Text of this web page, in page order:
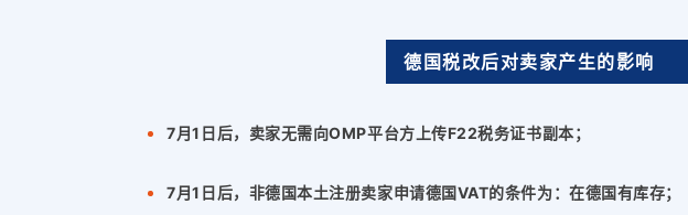
德国税改后对卖家产生的影响
7月1日后，卖家无需向OMP平台方上传F22税务证书副本；
7月1日后，非德国本土注册卖家申请德国VAT的条件为：在德国有库存；